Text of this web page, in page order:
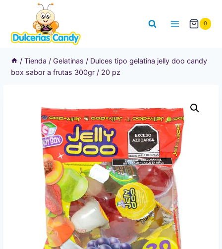
contenido
0
/ Tienda / Gelatinas / Dulces tipo gelatina jelly doo candy
box sabor a frutas 300gr / 20 pz